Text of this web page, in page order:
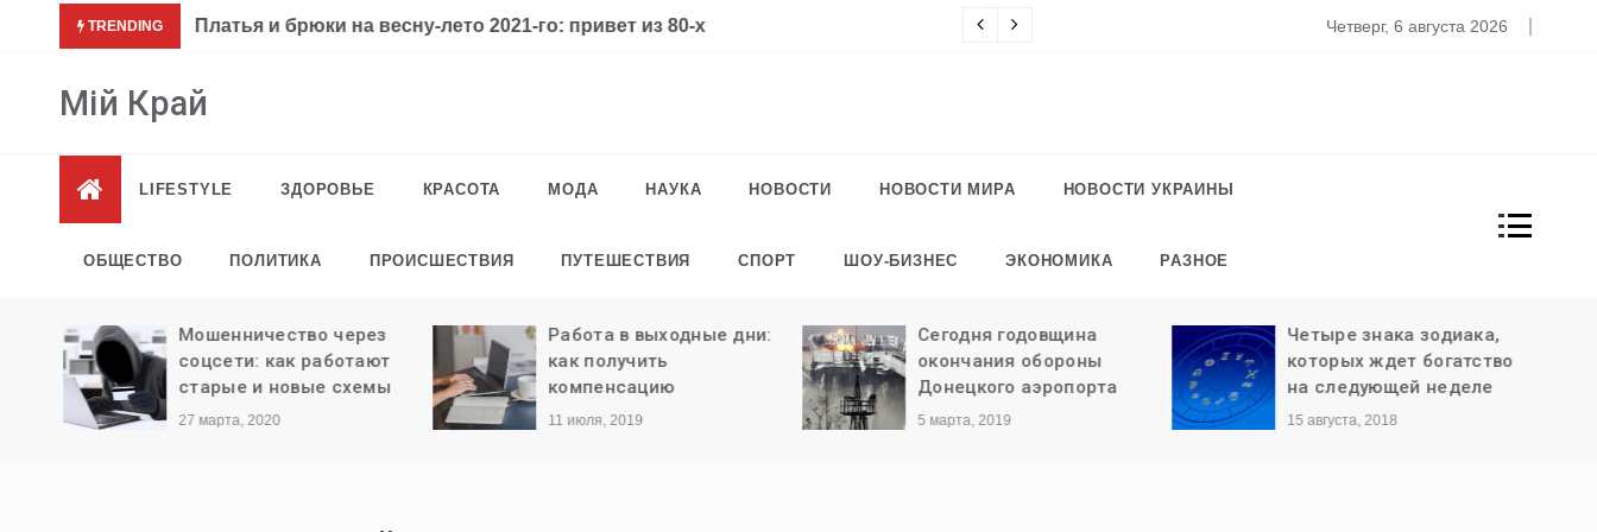
TRENDING Платья и брюки на весну-лето 2021-го: привет из 80-х Что известно о новом штамме коронавируса «Омикрон»
Четверг, 6 августа 2026
Мій Край
LIFESTYLE ЗДОРОВЬЕ КРАСОТА МОДА НАУКА НОВОСТИ НОВОСТИ МИРА НОВОСТИ УКРАИНЫ
ОБЩЕСТВО ПОЛИТИКА ПРОИСШЕСТВИЯ ПУТЕШЕСТВИЯ СПОРТ ШОУ-БИЗНЕС ЭКОНОМИКА РАЗНОЕ
Мошенничество через
соцсети: как работают
старые и новые схемы
27 марта, 2020
Работа в выходные дни:
как получить
компенсацию
11 июля, 2019
Сегодня годовщина
окончания обороны
Донецкого аэропорта
5 марта, 2019
Четыре знака зодиака,
которых ждет богатство
на следующей неделе
15 августа, 2018